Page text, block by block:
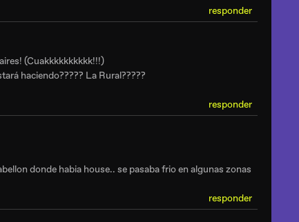
responder
(Cuakkkkkkkkkk!!!)
haciendo????? La Rural?????
responder
donde habia house.. se pasaba frio en algunas zonas
responder